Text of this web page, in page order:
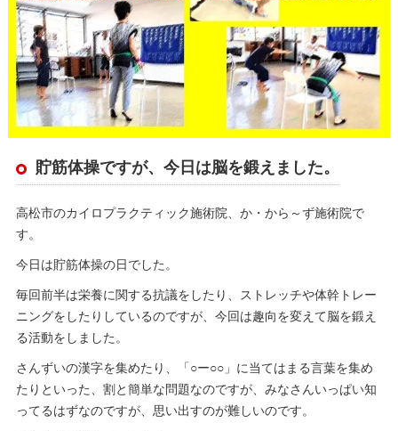
貯筋体操ですが、今日は脳を鍛えました。
高松市のカイロプラクティック施術院、か・から～ず施術院で
す。
今日は貯筋体操の日でした。
毎回前半は栄養に関する抗議をしたり、ストレッチや体幹トレー
ニングをしたりしているのですが、今回は趣向を変えて脳を鍛え
る活動をしました。
さんずいの漢字を集めたり、「○ー○○」に当てはまる言葉を集め
たりといった、割と簡単な問題なのですが、みなさんいっぱい知
ってるはずなのですが、思い出すのが難しいのです。